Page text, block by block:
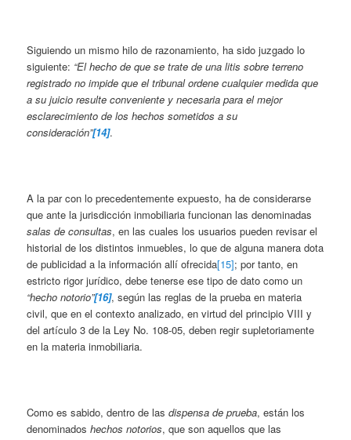
Siguiendo un mismo hilo de razonamiento, ha sido juzgado lo
siguiente: “El hecho de que se trate de una litis sobre terreno
registrado no impide que el tribunal ordene cualquier medida que
a su juicio resulte conveniente y necesaria para el mejor
esclarecimiento de los hechos sometidos a su
consideración”[14].
A la par con lo precedentemente expuesto, ha de considerarse
que ante la jurisdicción inmobiliaria funcionan las denominadas
salas de consultas, en las cuales los usuarios pueden revisar el
historial de los distintos inmuebles, lo que de alguna manera dota
de publicidad a la información allí ofrecida[15]; por tanto, en
estricto rigor jurídico, debe tenerse ese tipo de dato como un
“hecho notorio”[16], según las reglas de la prueba en materia
civil, que en el contexto analizado, en virtud del principio VIII y
del artículo 3 de la Ley No. 108-05, deben regir supletoriamente
en la materia inmobiliaria.
Como es sabido, dentro de lasdispensa de prueba, están los
denominadoshechos notorios, que son aquellos que las